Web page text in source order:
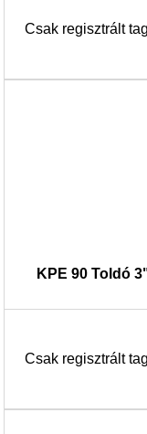
Csak regisztrált
KPE 90 Toldó
Csak regisztrált